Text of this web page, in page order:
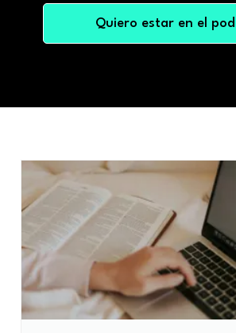
Quiero estar en el